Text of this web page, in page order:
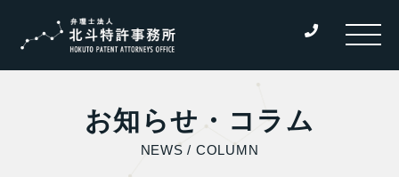
お知らせ・コラム
NEWS / COLUMN